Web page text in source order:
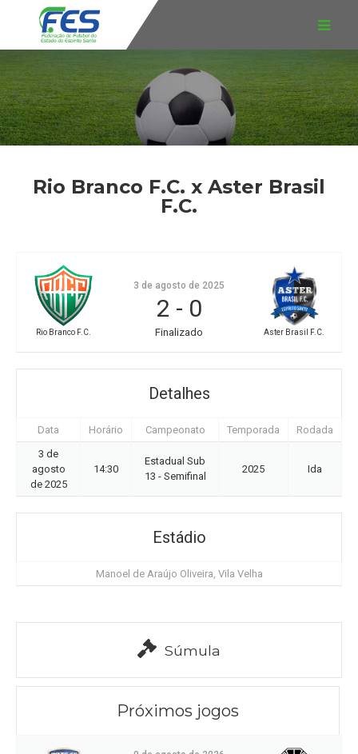
Rio Branco F.C. x Aster Brasil
F.C.
Rio Branco F.C. Aster Brasil F.C.
3 de agosto de 2025
2 - 0
Finalizado
Detalhes
Data Horário Campeonato Temporada
Rodada
3 de
agosto
de 2025
14:30
Estadual Sub
13 - Semifinal
2025 Ida
Estádio
Manoel de Araújo Oliveira, Vila Velha
Súmula
Próximos jogos